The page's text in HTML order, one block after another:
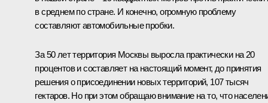
в среднем по стране. И конечно, огромную проблему
составляют автомобильные пробки.
За 50 лет территория Москвы выросла практически на 20
процентов и составляет на настоящий момент, до принятия
решения о присоединении новых территорий, 107 тысяч
гектаров. Но при этом обращаю внимание на то, что